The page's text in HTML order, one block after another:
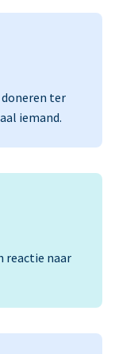
ter
iemand.
reactie naar